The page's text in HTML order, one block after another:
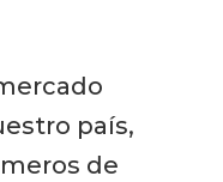
país,
de